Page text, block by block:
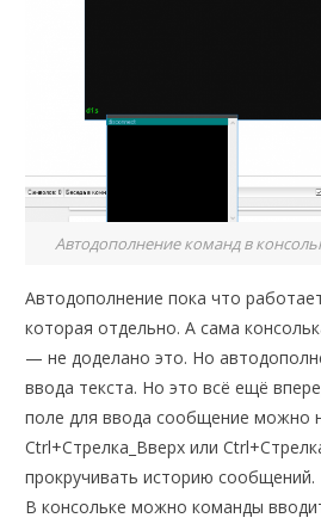
Автодополнение команд в
Автодополнение пока что
которая отдельно. А сама
— не доделано это. Но
ввода текста. Но это всё ещё
поле для ввода сообщение можно
Ctrl+Стрелка_Вверх или
прокручивать историю сообщений.
В консольке можно команды